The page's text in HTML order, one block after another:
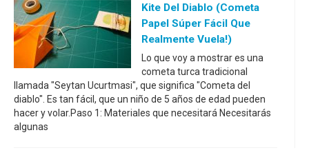
Kite Del Diablo (cometa
Papel Súper Fácil Que
Realmente Vuela!)
Lo que voy a mostrar es una
cometa turca tradicional
llamada "Seytan Ucurtmasi", que significa "Cometa del
diablo". Es tan fácil, que un niño de 5 años de edad pueden
hacer y volar.Paso 1: Materiales que necesitará Necesitarás
algunas